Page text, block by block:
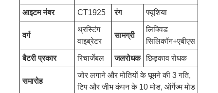
आइटम नंबर CT1925 रंग फ्यूशिया
वर्ग
थ्रस्टिंग
वाइब्रेटर
सामग्री
लिक्विड
सिलिकॉन+एबीएस
बैटरी प्रकार रिचार्जेबल जलरोधक छिड़काव रोधक
समारोह
जोर लगाने और मोतियों के घूमने की 3 गति,
टिप और जीभ कंपन के 10 मोड, ऑर्गेज्म मोड